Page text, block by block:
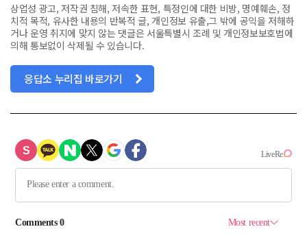
상업성 광고, 저작권 침해, 저속한 표현, 특정인에 대한 비방, 명예훼손, 정
치적 목적, 유사한 내용의 반복적 글, 개인정보 유출,그 밖에 공익을 저해하
거나 운영 취지에 맞지 않는 댓글은 서울특별시 조례 및 개인정보보호법에
의해 통보없이 삭제될 수 있습니다.
응답소 누리집 바로가기